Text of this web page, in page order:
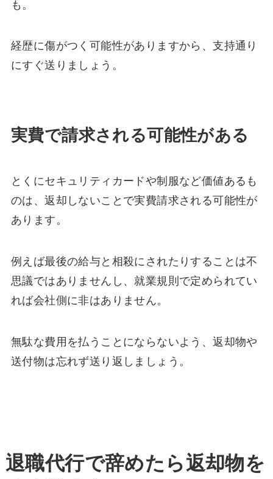
も。
経歴に傷がつく可能性がありますから、支持通り
にすぐ送りましょう。
実費で請求される可能性がある
とくにセキュリティカードや制服など価値あるも
のは、返却しないことで実費請求される可能性が
あります。
例えば最後の給与と相殺にされたりすることは不
思議ではありませんし、就業規則で定められてい
れば会社側に非はありません。
無駄な費用を払うことにならないよう、返却物や
送付物は忘れず送り返しましょう。
退職代行で辞めたら返却物を